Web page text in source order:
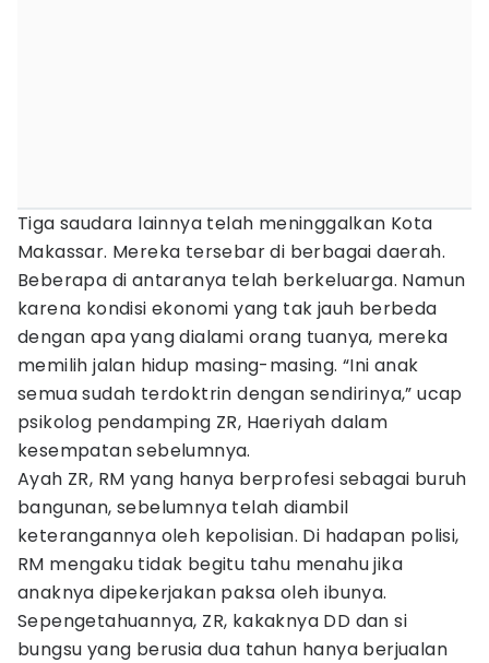
Tiga saudara lainnya telah meninggalkan Kota
Makassar. Mereka tersebar di berbagai daerah.
Beberapa di antaranya telah berkeluarga. Namun
karena kondisi ekonomi yang tak jauh berbeda
dengan apa yang dialami orang tuanya, mereka
memilih jalan hidup masing-masing. “Ini anak
semua sudah terdoktrin dengan sendirinya,” ucap
psikolog pendamping ZR, Haeriyah dalam
kesempatan sebelumnya.
Ayah ZR, RM yang hanya berprofesi sebagai buruh
bangunan, sebelumnya telah diambil
keterangannya oleh kepolisian. Di hadapan polisi,
RM mengaku tidak begitu tahu menahu jika
anaknya dipekerjakan paksa oleh ibunya.
Sepengetahuannya, ZR, kakaknya DD dan si
bungsu yang berusia dua tahun hanya berjualan